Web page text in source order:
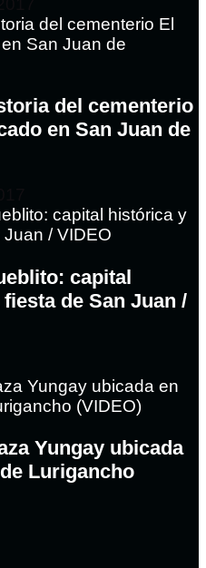
del cementerio
en San Juan de
capital
de San Juan /
Yungay ubicada
Lurigancho